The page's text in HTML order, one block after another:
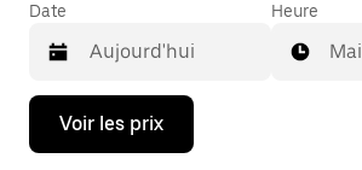
Date
Appuyez
la
Heure
Voir les prix